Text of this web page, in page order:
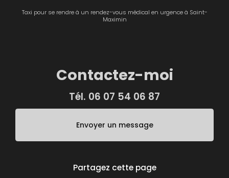
Taxi pour se rendre à un rendez-vous médical en urgence à Saint-
Maximin
Contactez-moi
Tél. 06 07 54 06 87
Envoyer un message
Partagez cette page